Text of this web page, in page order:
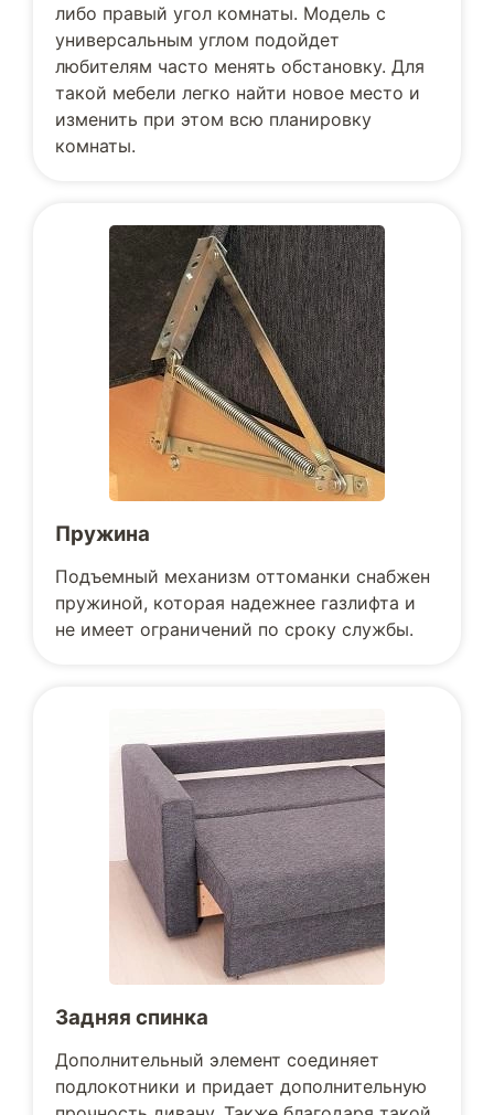
либо правый угол комнаты. Модель с
универсальным углом подойдет
любителям часто менять обстановку. Для
такой мебели легко найти новое место и
изменить при этом всю планировку
комнаты.
Пружина
Подъемный механизм оттоманки снабжен
пружиной, которая надежнее газлифта и
не имеет ограничений по сроку службы.
Задняя спинка
Дополнительный элемент соединяет
подлокотники и придает дополнительную